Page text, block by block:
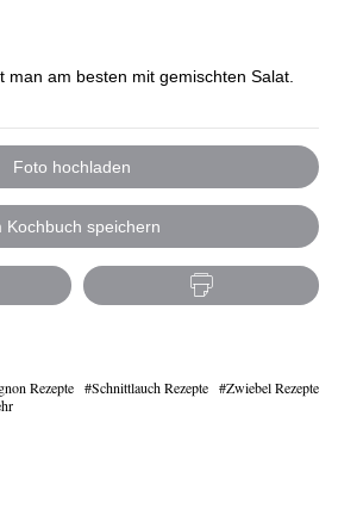
man am besten mit gemischten Salat.
Foto hochladen
Kochbuch speichern
Rezepte Schnittlauch Rezepte
Zwiebel Rezepte